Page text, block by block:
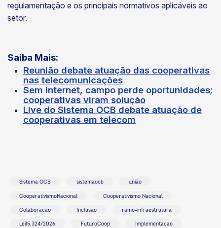
regulamentação e os principais normativos aplicáveis ao
setor.
Saiba Mais:
Reunião debate atuação das cooperativas
nas telecomunicações
Sem internet, campo perde oportunidades;
cooperativas viram solução
Live do Sistema OCB debate atuação de
cooperativas em telecom
Sistema OCB sistemaocb união
CooperativismoNacional Cooperativismo Nacional
Colaboracao Inclusao ramo-infraestrutura
Lei15.324/2026 FuturoCoop Implementacao